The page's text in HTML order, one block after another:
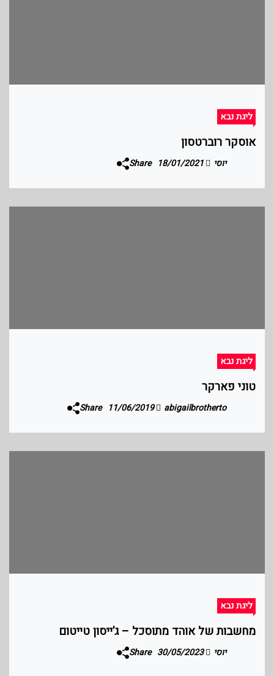
ליגת נבא
אוסקר רוברטסון
יוסי Share
ליגת נבא
טוני פארקר
abigailbrotherto
11/06/2019
Share
ליגת נבא
מחשבות של אוהד מתוסכל – ג’ייסון טייטום
יוסי 30/05/2023
Share